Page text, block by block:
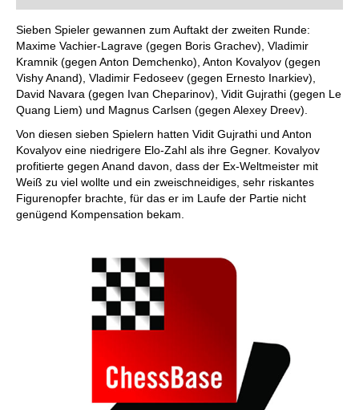
Sieben Spieler gewannen zum Auftakt der zweiten Runde:
Maxime Vachier-Lagrave (gegen Boris Grachev), Vladimir
Kramnik (gegen Anton Demchenko), Anton Kovalyov (gegen
Vishy Anand), Vladimir Fedoseev (gegen Ernesto Inarkiev),
David Navara (gegen Ivan Cheparinov), Vidit Gujrathi (gegen Le
Quang Liem) und Magnus Carlsen (gegen Alexey Dreev).
Von diesen sieben Spielern hatten Vidit Gujrathi und Anton
Kovalyov eine niedrigere Elo-Zahl als ihre Gegner. Kovalyov
profitierte gegen Anand davon, dass der Ex-Weltmeister mit
Weiß zu viel wollte und ein zweischneidiges, sehr riskantes
Figurenopfer brachte, für das er im Laufe der Partie nicht
genügend Kompensation bekam.